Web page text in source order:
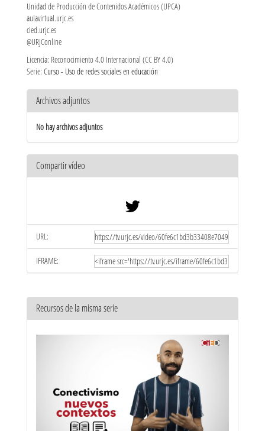
Unidad de Producción de Contenidos Académicos (UPCA)
aulavirtual.urjc.es
cied.urjc.es
@URJConline
Licencia: Reconocimiento 4.0 Internacional (CC BY 4.0)
Serie: Curso - Uso de redes sociales en educación
Archivos adjuntos
No hay archivos adjuntos
Compartir vídeo
URL:
IFRAME:
Recursos de la misma serie